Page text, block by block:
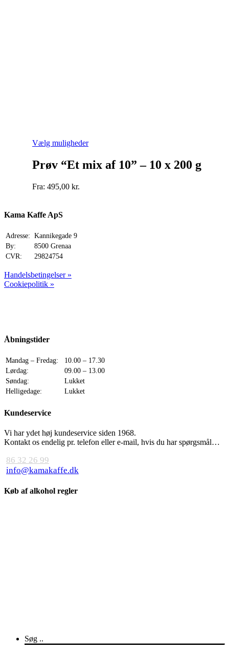
Vælg mulighederDette
har
flere
Prøv “Et mix af 10” – 10 x 200 g
Fra: 495,00 kr.
Kama Kaffe ApS
Adresse: Kannikegade 9
By:
8500 Grenaa
CVR:
29824754
Handelsbetingelser »
Cookiepolitik »
Åbningstider
Mandag – Fredag:
10.00 – 17.30
Lørdag:
09.00 – 13.00
Søndag:
Lukket
Helligedage:
Lukket
Kundeservice
Vi har ydet høj kundeservice siden 1968.
Kontakt os endelig pr. telefon eller e-mail, hvis du har spørgsmål…
86 32 26 99
info@kamakaffe.dk
Køb af alkohol regler
Menu
Søg ..